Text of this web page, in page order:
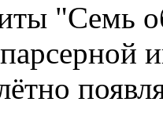
"Семь